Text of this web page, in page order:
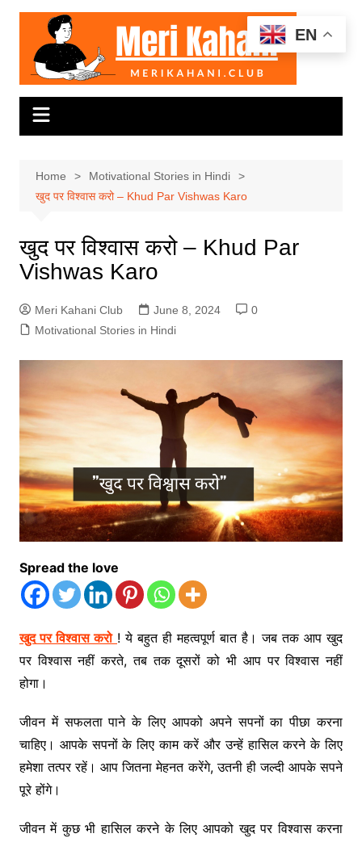
Skip
content
Home
Motivational Stories in Hindi
खुद पर विश्वास करो – Khud Par Vishwas Karo
खुद पर विश्वास करो – Khud Par
Vishwas Karo
Meri Kahani Club June 8, 2024
0
Motivational Stories in Hindi
Spread the love
खुद पर विश्वास करो ! ये बहुत ही महत्वपूर्ण बात है। जब तक आप खुद
पर विश्वास नहीं करते, तब तक दूसरों को भी आप पर विश्वास नहीं
होगा।
जीवन में सफलता पाने के लिए आपको अपने सपनों का पीछा करना
चाहिए। आपके सपनों के लिए काम करें और उन्हें हासिल करने के लिए
हमेशा तत्पर रहें। आप जितना मेहनत करेंगे, उतनी ही जल्दी आपके सपने
पूरे होंगे।
जीवन में कुछ भी हासिल करने के लिए आपको खुद पर विश्वास करना
EN